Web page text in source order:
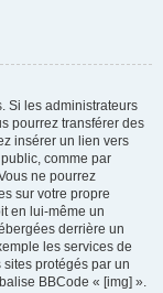
Si les administrateurs
pourrez transférer des
insérer un lien vers
comme par
ne pourrez
sur votre propre
en lui-même un
derrière un
les services de
protégés par un
BBCode « [img] ».